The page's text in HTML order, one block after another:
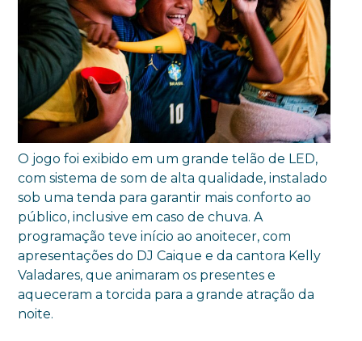
O jogo foi exibido em um grande telão de LED,
com sistema de som de alta qualidade, instalado
sob uma tenda para garantir mais conforto ao
público, inclusive em caso de chuva. A
programação teve início ao anoitecer, com
apresentações do DJ Caique e da cantora Kelly
Valadares, que animaram os presentes e
aqueceram a torcida para a grande atração da
noite.